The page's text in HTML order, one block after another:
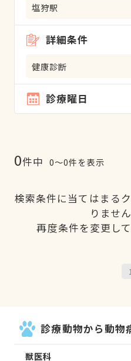
塩狩駅
詳細条件
健康診断
診療曜日
0件中 0〜0件を表示
検索条件に当てはまる
りませ
再度条件を変更し
診療動物から動物
獣医科